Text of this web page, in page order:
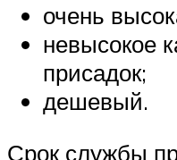
очень
невысокое
присадок;
дешевый.
Срок службы